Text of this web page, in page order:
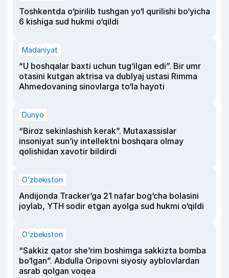
Toshkentda o‘pirilib tushgan yo‘l qurilishi bo‘yicha
6 kishiga sud hukmi o‘qildi
Madaniyat
“U boshqalar baxti uchun tug‘ilgan edi”. Bir umr
otasini kutgan aktrisa va dublyaj ustasi Rimma
Ahmedovaning sinovlarga to‘la hayoti
Dunyo
“Biroz sekinlashish kerak”. Mutaxassislar
insoniyat sun’iy intellektni boshqara olmay
qolishidan xavotir bildirdi
O‘zbekiston
Andijonda Tracker’ga 21 nafar bog‘cha bolasini
joylab, YTH sodir etgan ayolga sud hukmi o‘qildi
O‘zbekiston
“Sakkiz qator she’rim boshimga sakkizta bomba
bo‘lgan”. Abdulla Oripovni siyosiy ayblovlardan
asrab qolgan voqea